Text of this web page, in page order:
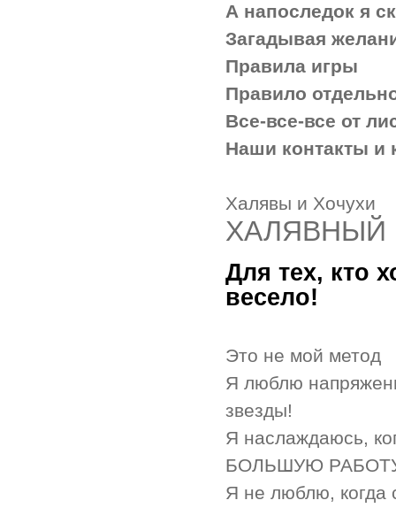
А напоследок я
Загадывая
Правила игры
Правило
Все-все-все от
Наши контакты и
Халявы и Хочухи
ХАЛЯВНЫЙ
Для тех, кто
весело!
Это не мой метод
Я люблю
звезды!
Я наслаждаюсь,
БОЛЬШУЮ
Я не люблю, когда